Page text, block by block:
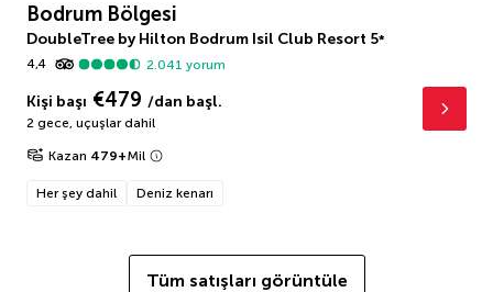
Bodrum Bölgesi
DoubleTree by Hilton Bodrum Isil Club Resort 5*
4,4
2.041 yorum
Kişi başı €479 /dan başl.
2 gece, uçuşlar dahil
Kazan 479+Mil
Her şey dahil Deniz kenarı
Tüm satışları görüntüle